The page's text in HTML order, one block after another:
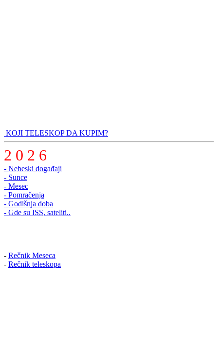
KOJI TELESKOP DA KUPIM?
2 0 2 6
- Nebeski događaji
- Sunce
- Mesec
- Pomračenja
- Godišnja doba
- Gde su ISS, sateliti..
- Rečnik Meseca
- Rečnik teleskopa